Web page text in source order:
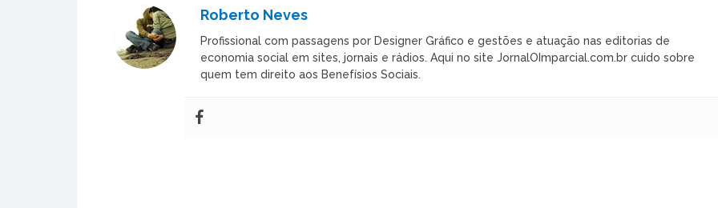
Roberto Neves
Profissional com passagens por Designer Gráfico e gestões e atuação nas editorias de
economia social em sites, jornais e rádios. Aqui no site JornalOImparcial.com.br cuido sobre
quem tem direito aos Benefísios Sociais.